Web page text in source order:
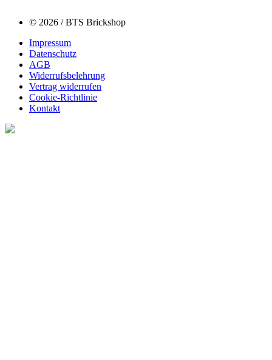
© 2026 / BTS Brickshop
Impressum
Datenschutz
AGB
Widerrufsbelehrung
Vertrag widerrufen
Cookie-Richtlinie
Kontakt